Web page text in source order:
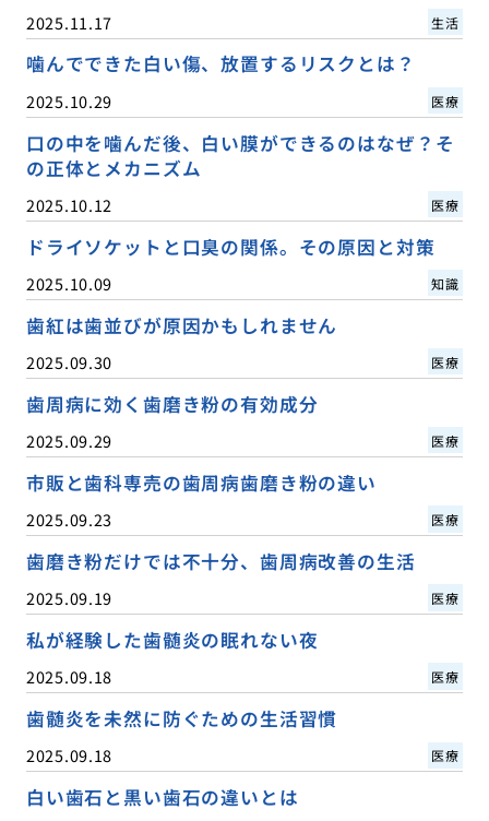
2025.11.17 生活
噛んでできた白い傷、放置するリスクとは？
2025.10.29 医療
口の中を噛んだ後、白い膜ができるのはなぜ？そ
の正体とメカニズム
2025.10.12 医療
ドライソケットと口臭の関係。その原因と対策
2025.10.09 知識
歯紅は歯並びが原因かもしれません
2025.09.30 医療
歯周病に効く歯磨き粉の有効成分
2025.09.29 医療
市販と歯科専売の歯周病歯磨き粉の違い
2025.09.23 医療
歯磨き粉だけでは不十分、歯周病改善の生活
2025.09.19 医療
私が経験した歯髄炎の眠れない夜
2025.09.18 医療
歯髄炎を未然に防ぐための生活習慣
2025.09.18 医療
白い歯石と黒い歯石の違いとは